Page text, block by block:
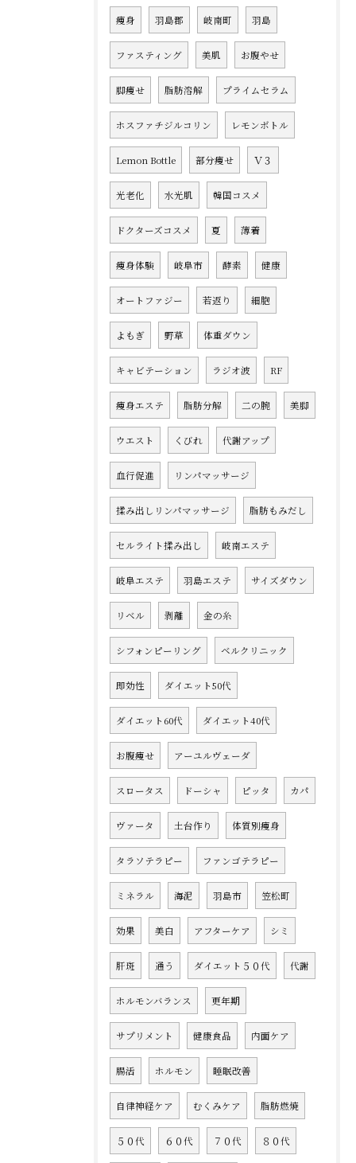
痩身 羽島郡 岐南町 羽島
ファスティング 美肌 お腹やせ
脚痩せ 脂肪溶解 プライムセラム
ホスファチジルコリン レモンボトル
Lemon Bottle 部分痩せ Ｖ３
光老化 水光肌 韓国コスメ
ドクターズコスメ 夏 薄着
痩身体験 岐阜市 酵素 健康
オートファジー 若返り 細胞
よもぎ 野草 体重ダウン
キャビテーション ラジオ波 RF
痩身エステ 脂肪分解 二の腕 美脚
ウエスト くびれ 代謝アップ
血行促進 リンパマッサージ
揉み出しリンパマッサージ 脂肪もみだし
セルライト揉み出し 岐南エステ
岐阜エステ 羽島エステ サイズダウン
リベル 剥離 金の糸
シフォンピーリング ベルクリニック
即効性 ダイエット50代
ダイエット60代 ダイエット40代
お腹痩せ アーユルヴェーダ
スロータス ドーシャ ピッタ カパ
ヴァータ 土台作り 体質別痩身
タラソテラピー ファンゴテラピー
ミネラル 海泥 羽島市 笠松町
効果 美白 アフターケア シミ
肝斑 通う ダイエット５０代 代謝
ホルモンバランス 更年期
サプリメント 健康食品 内面ケア
腸活 ホルモン 睡眠改善
自律神経ケア むくみケア 脂肪燃焼
５０代 ６０代 ７０代 ８０代